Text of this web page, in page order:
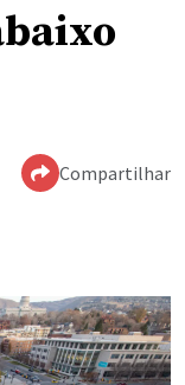
Compartilhar